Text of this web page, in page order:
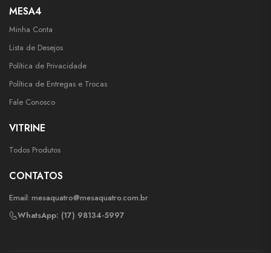
MESA4
Minha Conta
Lista de Desejos
Política de Privacidade
Política de Entregas e Trocas
Fale Conosco
VITRINE
Todos Produtos
CONTATOS
Email: mesaquatro@mesaquatro.com.br
WhatsApp: (17) 98134-5997